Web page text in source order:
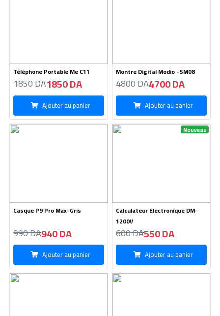
Téléphone Portable Me C11
1850 DA1850 DA
Ajouter au panier
Montre Digital Modio -SM08
4800 DA4700 DA
Ajouter au panier
Casque P9 Pro Max-Gris
990 DA940 DA
Ajouter au panier
Nouveau
Calculateur Electronique DM-
1200V
600 DA550 DA
Ajouter au panier